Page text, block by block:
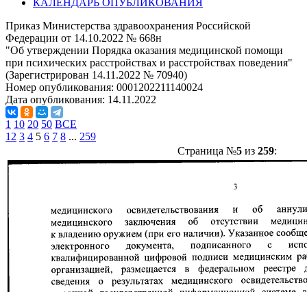
КАЛЕНДАРЬ ОПУБЛИКОВАНИЯ
Приказ Министерства здравоохранения Российской
Федерации от 14.10.2022 № 668н
"Об утверждении Порядка оказания медицинской помощи
при психических расстройствах и расстройствах поведения"
(Зарегистрирован 14.11.2022 № 70940)
Номер опубликования: 0001202211140024
Дата опубликования: 14.11.2022
1 10 20 50 ВСЕ
1 2 3 4 5 6 7 8 ... 259
Страница №5из 259: